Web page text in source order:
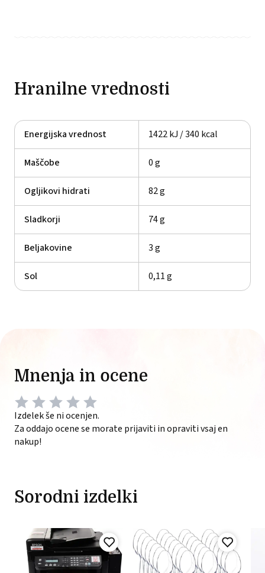
Hranilne vrednosti
Energijska vrednost 1422 kJ / 340 kcal
Maščobe 0 g
Ogljikovi hidrati 82 g
Sladkorji 74 g
Beljakovine 3 g
Sol 0,11 g
Mnenja in ocene
Izdelek še ni ocenjen.
Za oddajo ocene se morate prijaviti in opraviti vsaj en
nakup!
Sorodni izdelki